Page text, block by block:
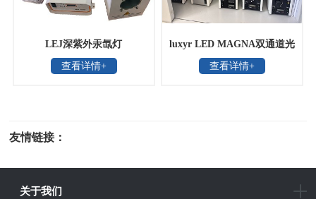
LEJ深紫外汞氙灯
查看详情+
luxyr LED MAGNA双通道光
源
查看详情+
友情链接：
关于我们